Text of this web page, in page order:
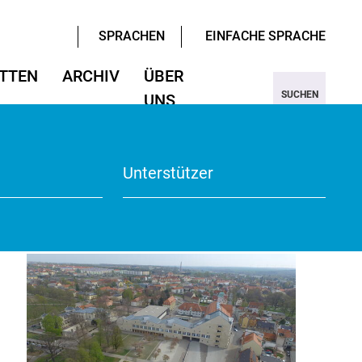
SPRACHEN EINFACHE SPRACHE
ARCHIV
ÜBER
UNS
Unterstützer
SUCHEN